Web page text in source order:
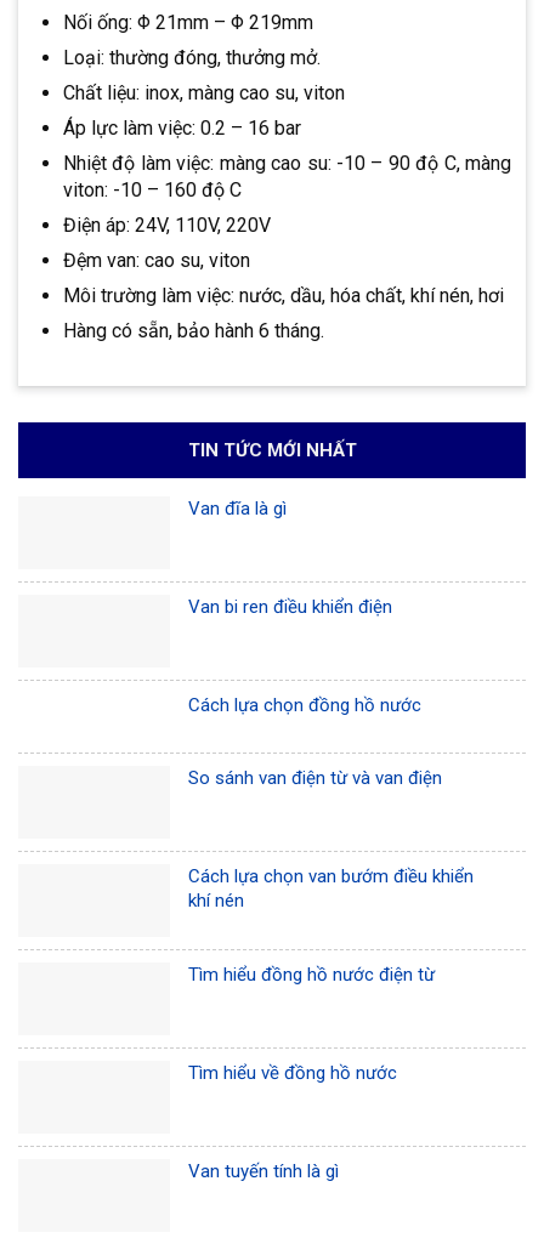
Nối ống: Φ 21mm – Φ 219mm
Loại: thường đóng, thưởng mở.
Chất liệu: inox, màng cao su, viton
Áp lực làm việc: 0.2 – 16 bar
Nhiệt độ làm việc: màng cao su: -10 – 90 độ C, màng
viton: -10 – 160 độ C
Điện áp: 24V, 110V, 220V
Đệm van: cao su, viton
Môi trường làm việc: nước, dầu, hóa chất, khí nén, hơi
Hàng có sẵn, bảo hành 6 tháng.
TIN TỨC MỚI NHẤT
Van đĩa là gì
Van bi ren điều khiển điện
Cách lựa chọn đồng hồ nước
So sánh van điện từ và van điện
Cách lựa chọn van bướm điều khiển
khí nén
Tìm hiểu đồng hồ nước điện từ
Tìm hiểu về đồng hồ nước
Van tuyến tính là gì